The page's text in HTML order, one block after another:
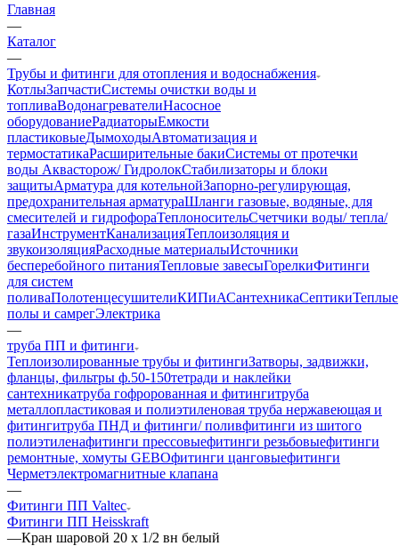
Главная
—
Каталог
—
Трубы и фитинги для отопления и водоснабжения
КотлыЗапчастиСистемы очистки воды и
топливаВодонагревателиНасосное
оборудованиеРадиаторыЕмкости
пластиковыеДымоходыАвтоматизация и
термостатикаРасширительные бакиСистемы от протечки
воды Аквасторож/ ГидролокСтабилизаторы и блоки
защитыАрматура для котельнойЗапорно-регулирующая,
предохранительная арматураШланги газовые, водяные, для
смесителей и гидрофораТеплоносительСчетчики воды/ тепла/
газаИнструментКанализацияТеплоизоляция и
звукоизоляцияРасходные материалыИсточники
бесперебойного питанияТепловые завесыГорелкиФитинги
для систем
поливаПолотенцесушителиКИПиАСантехникаСептикиТеплые
полы и самрегЭлектрика
—
труба ПП и фитинги
Теплоизолированные трубы и фитингиЗатворы, задвижки,
фланцы, фильтры ф.50-150тетради и наклейки
сантехникатруба гофророванная и фитингитруба
металлопластиковая и полиэтиленовая труба нержавеющая и
фитингитруба ПНД и фитинги/ поливфитинги из шитого
полиэтиленафитинги прессовыефитинги резьбовыефитинги
ремонтные, хомуты GEBOфитинги цанговыефитинги
Черметэлектромагнитные клапана
—
Фитинги ПП Valtec
Фитинги ПП Heisskraft
—Кран шаровой 20 х 1/2 вн белый